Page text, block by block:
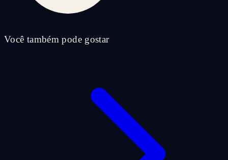
Você também pode gostar